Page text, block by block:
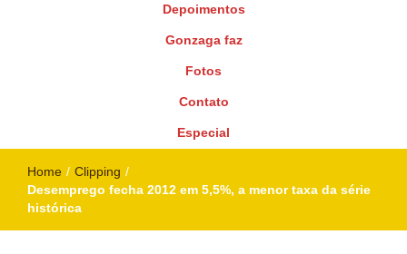
Depoimentos
Gonzaga faz
Fotos
Contato
Especial
Home / Clipping /
Desemprego fecha 2012 em 5,5%, a menor taxa da série
histórica